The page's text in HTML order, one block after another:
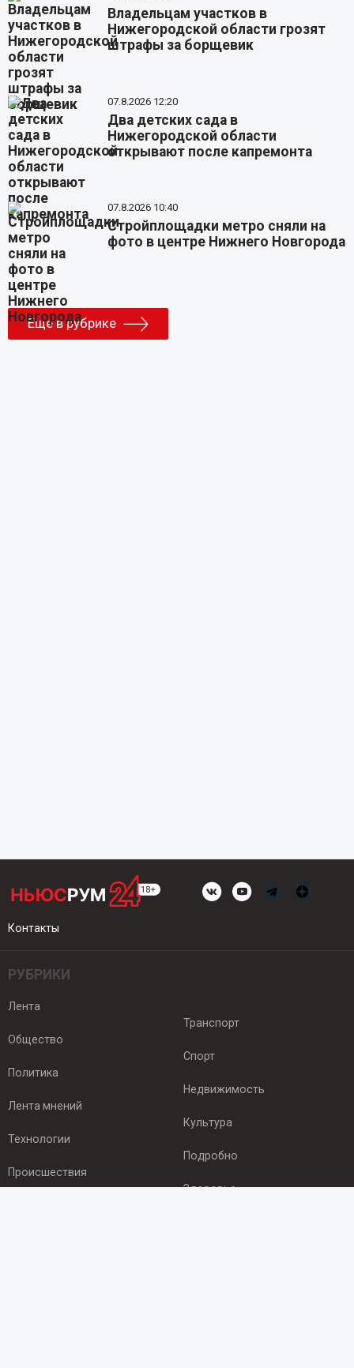
Владельцам участков в
Нижегородской области грозят
штрафы за борщевик
07.8.2026 12:20
Два детских сада в
Нижегородской области
открывают после капремонта
07.8.2026 10:40
Стройплощадки метро сняли на
фото в центре Нижнего Новгорода
Еще в рубрике
Контакты
РУБРИКИ
Лента
Общество
Политика
Лента мнений
Технологии
Происшествия
Транспорт
Спорт
Недвижимость
Культура
Подробно
Здоровье